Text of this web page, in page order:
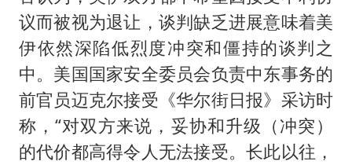
议而被视为退让，谈判缺乏进展意味着美
伊依然深陷低烈度冲突和僵持的谈判之
中。美国国家安全委员会负责中东事务的
前官员迈克尔接受《华尔街日报》采访时
称，“对双方来说，妥协和升级（冲突）
的代价都高得令人无法接受。长此以往，